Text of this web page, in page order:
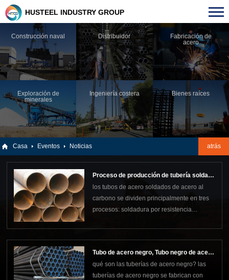
Construcción naval Distribuidor
Fabricación de
acero
Exploración de
minerales
Ingeniería costera Bienes raíces
HUSTEEL INDUSTRY GROUP
atrás
Casa Eventos Noticias
Proceso de producción de tubería soldada
de acero al carbono
los tubos de acero soldados de acero al
carbono se dividen principalmente en tres
procesos: soldadura por resistencia
los tubos con costura de acero al carbono
producidos por estos
Tubo de acero negro, Tubo negro de acero
dulce, Tubo de acero al carbono negro
qué son las tuberías de acero negro? las
tuberías de acero negro se fabrican con